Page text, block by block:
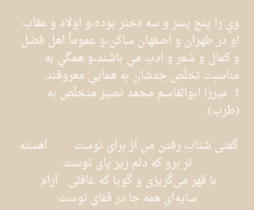
وي را پنج پسر و سه دختر بوده،و اولاد و عقاب
او در طهران و اصفهان ساكن،و عموماً اهل فضل
و كمال و شعر و ادب مي باشند،و همگي به
مناسبت تخلّص جدشان به همايي معروفند.
1. ميرزا ابوالقاسم محمد نصير متخلّص به
(طرب).
گفتی شتاب رفتن من از برای توست	آهسته
تر برو که دلم زیر پای توست
با قهر می‌گریزی و گویا که غافلی 	آرام
سایه‌ای همه جا در قفای توست